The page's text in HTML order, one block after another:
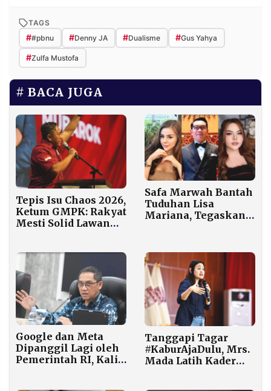
TAGS
##pbnu #Denny JA #Dualisme #Gus Yahya
#Zulfa Mustofa
BACA JUGA
Tepis Isu Chaos 2026,
Ketum GMPK: Rakyat
Mesti Solid Lawan
Safa Marwah Bantah
Tuduhan Lisa
Mariana, Tegaskan
Kamil
Google dan Meta
Dipanggil Lagi oleh
Pemerintah RI, Kali
Tanggapi Tagar
#KaburAjaDulu, Mrs.
Mada Latih Kader